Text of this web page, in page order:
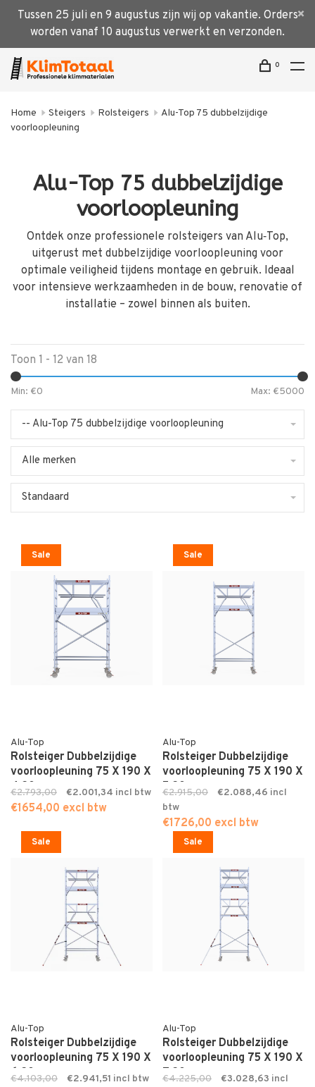
Tussen 25 juli en 9 augustus zijn wij op vakantie. Orders
worden vanaf 10 augustus verwerkt en verzonden.
0
Home Steigers Rolsteigers
Alu-Top 75 dubbelzijdige
voorloopleuning
Alu-Top 75 dubbelzijdige
voorloopleuning
Ontdek onze professionele rolsteigers van Alu‑Top,
uitgerust met dubbelzijdige voorloopleuning voor
optimale veiligheid tijdens montage en gebruik. Ideaal
voor intensieve werkzaamheden in de bouw, renovatie of
installatie – zowel binnen als buiten.
Toon 1 - 12 van 18
Min: €0 Max: €5000
-- Alu-Top 75 dubbelzijdige voorloopleuning
Alle merken
Standaard
Sale
Alu-Top
Rolsteiger Dubbelzijdige
voorloopleuning 75 X 190 X
4,20
€2.793,00 €2.001,34
€1654,00 excl btw
Sale
Alu-Top
Rolsteiger Dubbelzijdige
voorloopleuning 75 X 190 X
5,20
€2.915,00 €2.088,46
€1726,00 excl btw
Sale
Alu-Top
Rolsteiger Dubbelzijdige
voorloopleuning 75 X 190 X
6,20
€4.103,00 €2.941,51
Sale
Alu-Top
Rolsteiger Dubbelzijdige
voorloopleuning 75 X 190 X
7,20
€4.225,00 €3.028,63